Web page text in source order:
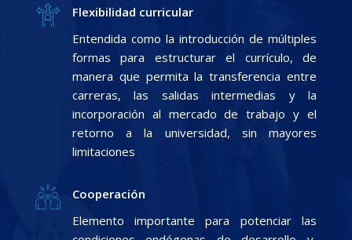
Flexibilidad curricular
Entendida como la introducción de múltiples
formas para estructurar el currículo, de
manera que permita la transferencia entre
carreras, las salidas intermedias y la
incorporación al mercado de trabajo y el
retorno a la universidad, sin mayores
limitaciones
Cooperación
Elemento importante para potenciar las